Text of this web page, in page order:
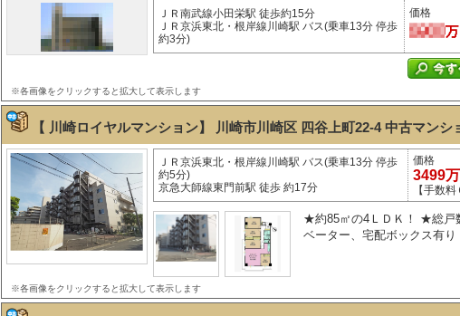
ＪＲ南武線小田栄駅 徒歩約15分
ＪＲ京浜東北・根岸線川崎駅 バス(乗車13分 停歩
約3分)
価格
※各画像をクリックすると拡大して表示します
【 川崎ロイヤルマンション】 川崎市川崎区 四谷上町22-4中古マンシ
ＪＲ京浜東北・根岸線川崎駅 バス(乗車13分 停歩
約5分)
京急大師線東門前駅 徒歩 約17分
価格
3499
【手数料
★約85㎡の4ＬＤＫ！ ★総戸
ベーター、宅配ボックス有
※各画像をクリックすると拡大して表示します